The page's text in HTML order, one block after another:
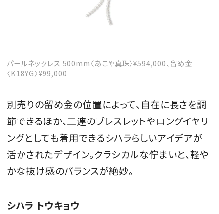
パールネックレス 500mm〈あこや真珠〉¥594,000、留め金
〈K18YG〉¥99,000
別売りの留め金の位置によって、自在に長さを調
節できるほか、二連のブレスレットやロングイヤリ
ングとしても着用できるシハラらしいアイデアが
活かされたデザイン。クラシカルな佇まいと、軽や
かな抜け感のバランスが絶妙。
シハラ トウキョウ